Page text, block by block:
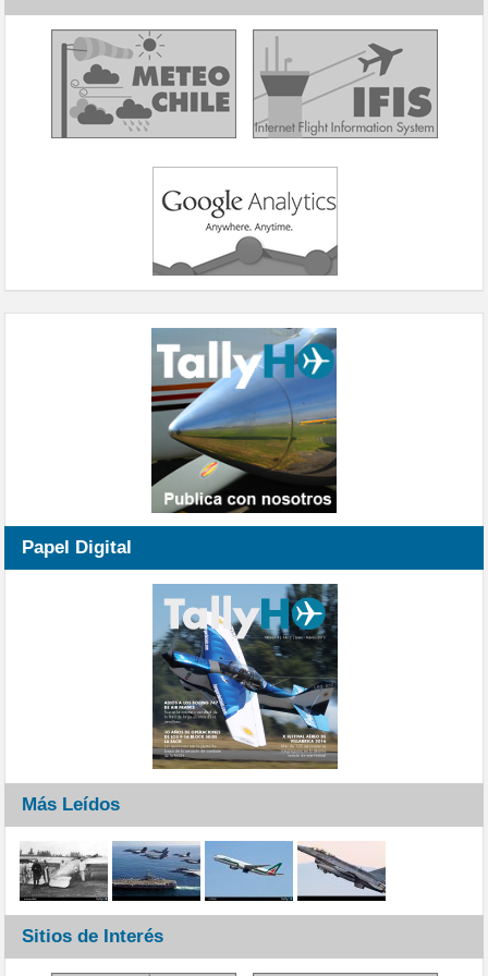
Papel Digital
Más Leídos
Sitios de Interés